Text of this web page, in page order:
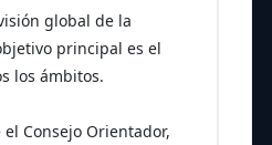
global de la
principal es el
los ámbitos.
Consejo Orientador,